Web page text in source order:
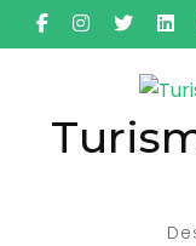
Saltar
al
(presiona